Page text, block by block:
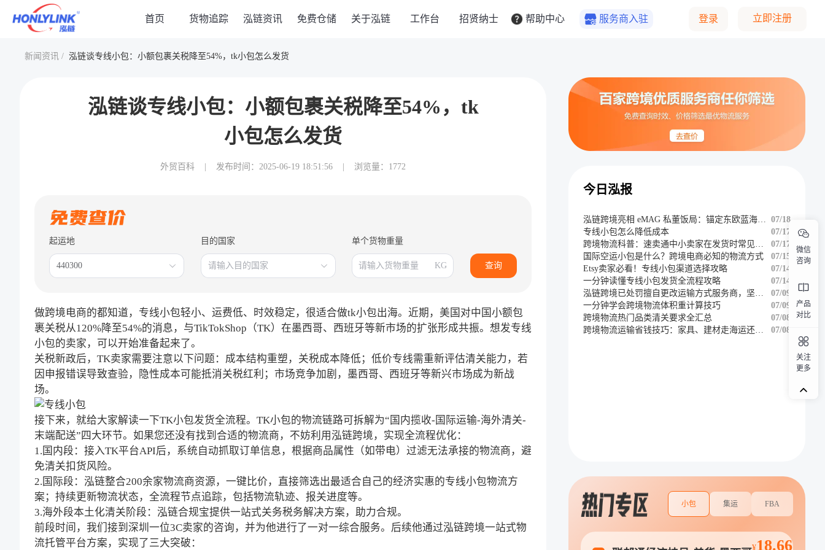
首页 货物追踪 泓链资讯 免费仓储 关于泓链 工作台 招贤纳士 帮助中心 服务商入驻 登录 立即注册
新闻资讯 / 泓链谈专线小包：小额包裹关税降至54%，tk小包怎么发货
泓链谈专线小包：小额包裹关税降至54%，tk
小包怎么发货
外贸百科 发布时间：2025-06-19 18:51:56 浏览量：1772
起运地
440300
目的国家
请输入目的国家
单个货物重量
KG 查询
做跨境电商的都知道， 专线小包轻小、运费低、时效稳定，很适合做tk小包出海。近期，美国对中国小额包
裹关税从120%降至54%的消息，与TikTokShop（TK）在墨西哥、西班牙等新市场的扩张形成共振。想发专线
小包的卖家，可以开始准备起来了。
关税新政后，TK卖家需要注意以下问题：成本结构重塑，关税成本降低；低价专线需重新评估清关能力，若
因申报错误导致查验，隐性成本可能抵消关税红利；市场竞争加剧，墨西哥、西班牙等新兴市场成为新战
场。
接下来，就给大家解读一下TK小包发货全流程。TK小包的物流链路可拆解为“国内揽收-国际运输-海外清关-
末端配送”四大环节。如果您还没有找到合适的物流商 ，不妨利用泓链跨境，实现全流程优化：
1.国内段：接入TK平台API后，系统自动抓取订单信息，根据商品属性（如带电）过滤无法承接的物流商，避
免清关扣货风险。
2.国际段：泓链整合200余家物流商资源，一键比价，直接筛选出最适合自己的经济实惠的专线小包物流方
案；持续更新物流状态，全流程节点追踪，包括物流轨迹、报关进度等。
3.海外段本土化清关阶段：泓链合规宝提供一站式关务税务解决方案，助力合规。
前段时间，我们接到深圳一位3C卖家的咨询，并为他进行了一对一综合服务。后续他通过泓链跨境一站式物
流托管平台方案，实现了三大突破：
今日泓报
泓链跨境亮相 eMAG 私董饭局：锚定东欧蓝海，共辟掘金新航道 07/18
专线小包怎么降低成本
07/17
跨境物流科普：速卖通中小卖家在发货时常见的难题
07/17
国际空运小包是什么？跨境电商必知的物流方式
07/15
Etsy卖家必看！专线小包渠道选择攻略
07/14
一分钟读懂专线小包发货全流程攻略
07/14
泓链跨境已处罚擅自更改运输方式服务商，坚决维护客户权益
07/09
一分钟学会跨境物流体积重计算技巧
07/09
跨境物流热门品类清关要求全汇总
07/08
跨境物流运输省钱技巧：家具、建材走海运还是铁路
07/08
小包 集运 FBA
¥18.66
微信
咨询
产品
对比
关注
更多